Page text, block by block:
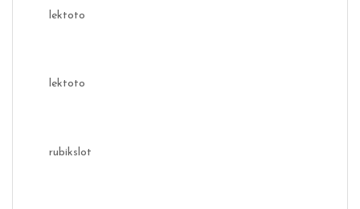
lektoto
lektoto
rubikslot